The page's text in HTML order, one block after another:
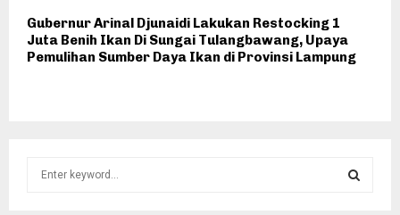
Gubernur Arinal Djunaidi Lakukan Restocking 1
Juta Benih Ikan Di Sungai Tulangbawang, Upaya
Pemulihan Sumber Daya Ikan di Provinsi Lampung